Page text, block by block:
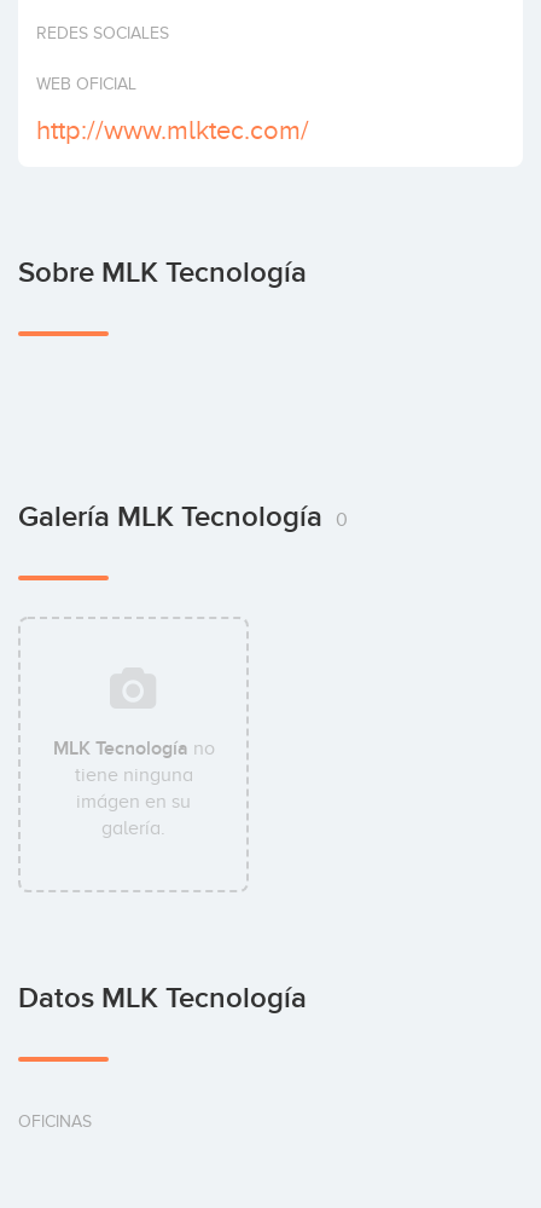
Invertir
REDES SOCIALES
WEB OFICIAL
http://www.mlktec.com/
Sobre MLK Tecnología
Galería MLK Tecnología 0
MLK Tecnología no
tiene ninguna
imágen en su
galería.
Datos MLK Tecnología
OFICINAS